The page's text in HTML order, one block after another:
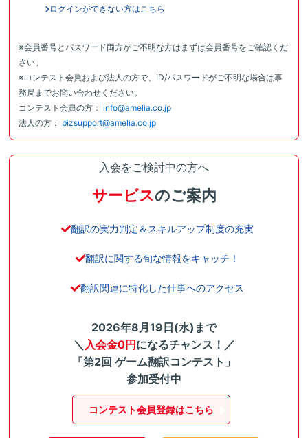
ログインができない方はこちら
※会員番号とパスワード両方がご不明な方はまずは会員番号をご確認くだ
さい。
※コンテスト会員および法人の方で、ID/パスワードがご不明な場合は事
務局までお問い合わせください。
コンテスト会員の方： info@amelia.co.jp
法人の方： bizsupport@amelia.co.jp
入会をご検討中の方へ
サービスのご案内
翻訳の実力判定＆スキルアップ制度の充実
翻訳に関する旬な情報をキャッチ！
翻訳関連に特化した仕事へのアクセス
2026年8月19日(水)まで
＼ 入会金0円になるチャンス！／
「第2回 ゲーム翻訳コンテスト」
参加受付中
コンテスト会員登録はこちら